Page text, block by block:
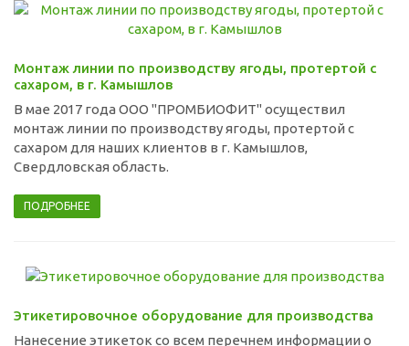
Монтаж линии по производству ягоды, протертой с
сахаром, в г. Камышлов
В мае 2017 года ООО "ПРОМБИОФИТ" осуществил
монтаж линии по производству ягоды, протертой с
сахаром для наших клиентов в г. Камышлов,
Свердловская область.
ПОДРОБНЕЕ
Этикетировочное оборудование для производства
Нанесение этикеток со всем перечнем информации о